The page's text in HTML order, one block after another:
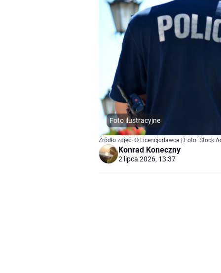
Foto ilustracyjne
Źródło zdjęć: © Licencjodawca | Foto: Stock
Konrad Koneczny
2 lipca 2026, 13:37